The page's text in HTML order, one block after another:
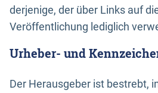
derjenige, der über Links auf
Veröffentlichung lediglich
Urheber- und
Der Herausgeber ist bestrebt,